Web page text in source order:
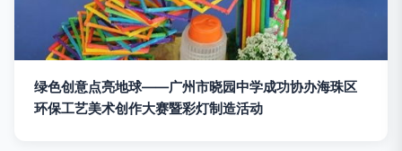
绿色创意点亮地球——广州市晓园中学成功协办海珠区
环保工艺美术创作大赛暨彩灯制造活动